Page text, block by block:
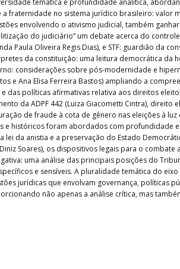
temática e profundidade analítica,
no sistema jurídico brasileiro: valor
envolvendo o ativismo judicial, também
do judiciário” um debate acerca do
Oliveira Regis Dias), e STF: guardião da
da constituição: uma leitura democrática da
considerações sobre pós-modernidade e
e Ana Elisa Ferreira Bastos) ampliando a
das políticas afirmativas relativa aos direitos
da ADPF 442 (Luiza Giacometti Cintra),
de fraude à cota de gênero nas eleições à luz
históricos foram abordados com profundidade
da anistia e a preservação do Estado
Soares), os dispositivos legais para o
uma análise das principais posições do
e sensíveis. A pluralidade temática do
jurídicas que envolvam governança, políticas
não apenas a análise crítica, mas